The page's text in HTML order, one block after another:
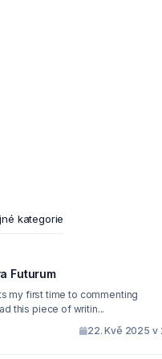
kategorie
Futurum
my first time to commenting
this piece of writin...
22. Kvě 2025 v